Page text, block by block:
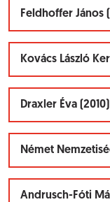
Feldhoffer János
Kovács László
Draxler Éva (2010)
Német
Andrusch-Fóti